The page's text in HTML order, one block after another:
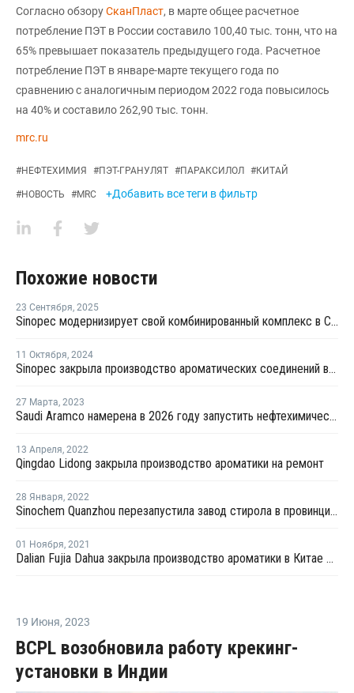
Согласно обзоруСканПласт, в марте общее расчетное
потребление ПЭТ в России составило 100,40 тыс. тонн, что на
65% превышает показатель предыдущего года. Расчетное
потребление ПЭТ в январе-марте текущего года по
сравнению с аналогичным периодом 2022 года повысилось
на 40% и составило 262,90 тыс. тонн.
mrc.ru
#НЕФТЕХИМИЯ #ПЭТ-ГРАНУЛЯТ #ПАРАКСИЛОЛ #КИТАЙ
#НОВОСТЬ #MRC +Добавить все теги в фильтр
Похожие новости
23 Сентября, 2025
Sinopec модернизирует свой комбинированный комплекс в Синьцзяне
11 Октября, 2024
Sinopec закрыла производство ароматических соединений в Китае из-за механического сбоя
27 Марта, 2023
Saudi Aramco намерена в 2026 году запустить нефтехимический комплекс в Китае
13 Апреля, 2022
Qingdao Lidong закрыла производство ароматики на ремонт
28 Января, 2022
Sinochem Quanzhou перезапустила завод стирола в провинции Фуцзянь после ремонта
01 Ноября, 2021
Dalian Fujia Dahua закрыла производство ароматики в Китае на ремонт
19 Июня, 2023
BCPL возобновила работу крекинг-
установки в Индии